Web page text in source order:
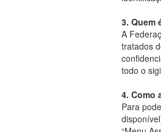
3. Quem
A
tratados
todo o
4. Como
Para